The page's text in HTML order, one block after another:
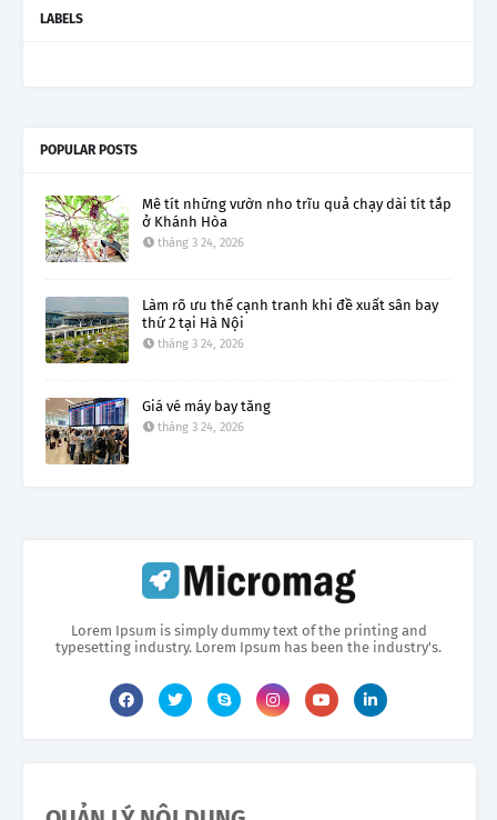
LABELS
POPULAR POSTS
Mê tít những vườn nho trĩu quả chạy dài tít tắp
ở Khánh Hòa
tháng 3 24, 2026
Làm rõ ưu thế cạnh tranh khi đề xuất sân bay
thứ 2 tại Hà Nội
tháng 3 24, 2026
Giá vé máy bay tăng
tháng 3 24, 2026
Lorem Ipsum is simply dummy text of the printing and
typesetting industry. Lorem Ipsum has been the industry's.